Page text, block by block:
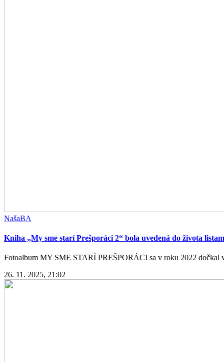
NašaBA
Kniha „My sme starí Prešporáci 2“ bola uvedená do života
Fotoalbum MY SME STARÍ PREŠPORÁCI sa v roku 2022 dočkal
26. 11. 2025, 21:02